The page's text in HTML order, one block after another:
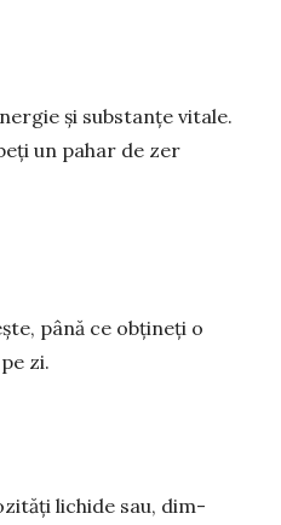
și substanțe vitale.
un pahar de zer
până ce obțineți o
zi.
lichide sau, dim­